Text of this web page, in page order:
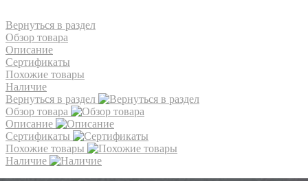
Вернуться в раздел
Обзор товара
Описание
Сертификаты
Похожие товары
Наличие
Вернуться в раздел
Обзор товара
Описание
Сертификаты
Похожие товары
Наличие